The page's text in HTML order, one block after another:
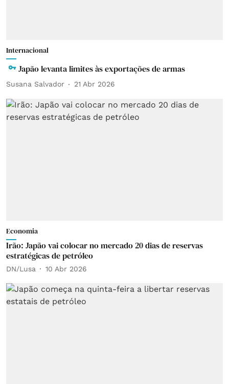
Internacional
Japão levanta limites às exportações de armas
Susana Salvador 21 Abr 2026
Economia
Irão: Japão vai colocar no mercado 20 dias de reservas
estratégicas de petróleo
DN/Lusa 10 Abr 2026